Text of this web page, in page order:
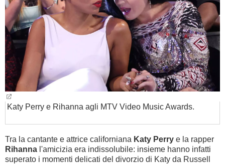
Katy Perry e Rihanna agli MTV Video Music Awards.
Tra la cantante e attrice californiana Katy Perry e la rapper
Rihanna l'amicizia era indissolubile: insieme hanno infatti
superato i momenti delicati del divorzio di Katy da Russell